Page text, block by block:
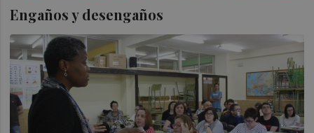
Engaños y desengaños